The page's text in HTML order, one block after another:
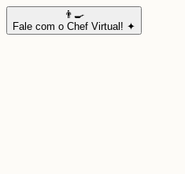
👨‍🍳
Fale com o Chef Virtual! ✦